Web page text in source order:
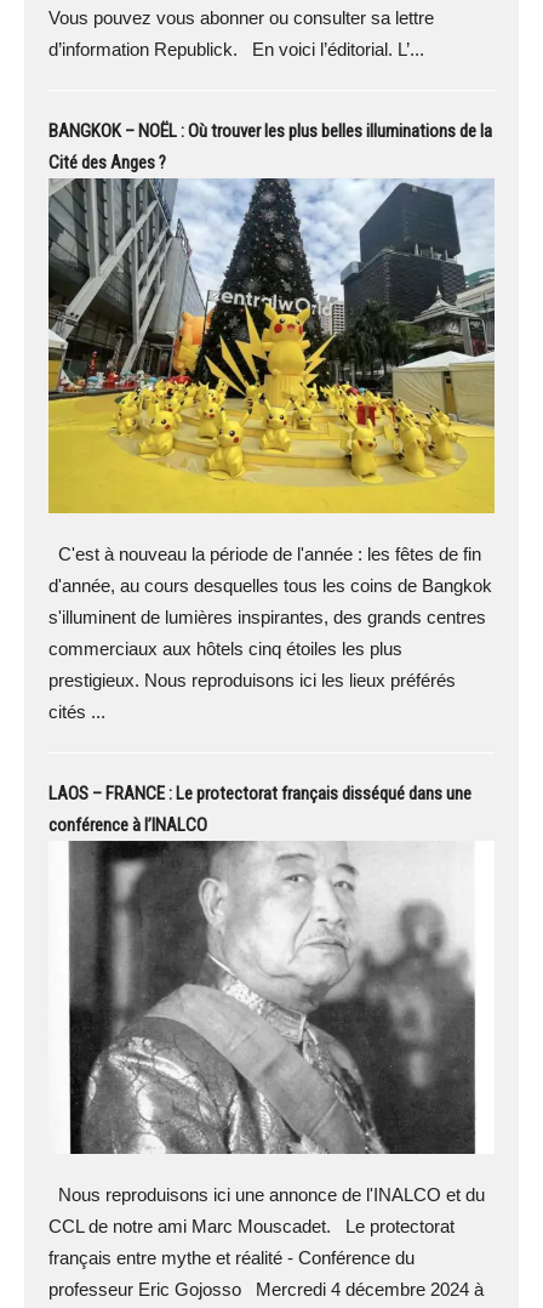
Vous pouvez vous abonner ou consulter sa lettre
d’information Republick. En voici l’éditorial. L’...
BANGKOK – NOËL : Où trouver les plus belles illuminations de la
Cité des Anges ?
C'est à nouveau la période de l'année : les fêtes de fin
d'année, au cours desquelles tous les coins de Bangkok
s'illuminent de lumières inspirantes, des grands centres
commerciaux aux hôtels cinq étoiles les plus
prestigieux. Nous reproduisons ici les lieux préférés
cités ...
LAOS – FRANCE : Le protectorat français disséqué dans une
conférence à l’INALCO
Nous reproduisons ici une annonce de l'INALCO et du
CCL de notre ami Marc Mouscadet. Le protectorat
français entre mythe et réalité - Conférence du
professeur Eric Gojosso Mercredi 4 décembre 2024 à